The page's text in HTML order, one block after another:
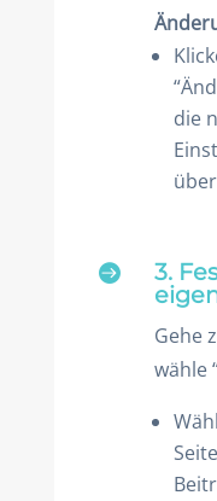
die
 3.
Gehe
wähle